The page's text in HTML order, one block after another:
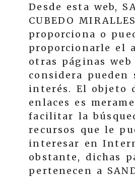
Desde esta web,
CUBEDO MIRALLES
proporciona o
proporcionarle el
otras páginas web
considera pueden
interés. El objeto
enlaces es
facilitar la
recursos que le
interesar en
obstante, dichas
pertenecen a